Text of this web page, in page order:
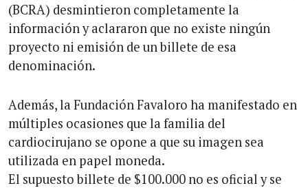
(BCRA) desmintieron completamente la
información y aclararon que no existe ningún
proyecto ni emisión de un billete de esa
denominación.
Además, la Fundación Favaloro ha manifestado en
múltiples ocasiones que la familia del
cardiocirujano se opone a que su imagen sea
utilizada en papel moneda.
El supuesto billete de $100.000 no es oficial y se